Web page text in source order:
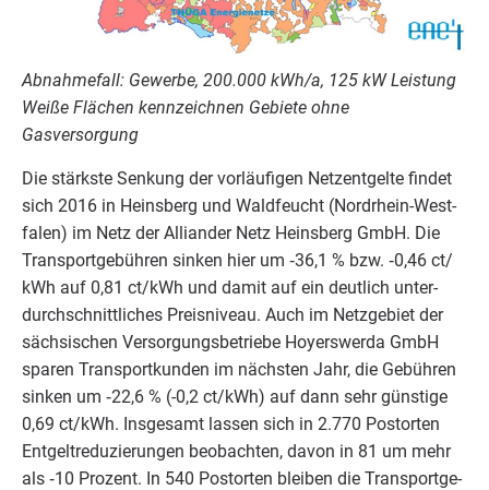
Abnah­me­fall: Gewer­be, 200.000 kWh/​a, 125 kW Leis­tung
Wei­ße Flä­chen kenn­zeich­nen Gebie­te ohne
Gasversorgung
Die stärks­te Sen­kung der vor­läu­fi­gen Netz­ent­gel­te fin­det
sich 2016 in Heins­berg und Wald­feucht (Nord­rhein-West­
fa­len) im Netz der Alli­an­der Netz Heins­berg GmbH. Die
Trans­port­ge­büh­ren sin­ken hier um ‑36,1 % bzw. ‑0,46 ct/​
kWh auf 0,81 ct/​kWh und damit auf ein deut­lich unter­
durch­schnitt­li­ches Preis­ni­veau. Auch im Netz­ge­biet der
säch­si­schen Ver­sor­gungs­be­trie­be Hoyers­wer­da GmbH
spa­ren Trans­port­kun­den im nächs­ten Jahr, die Gebüh­ren
sin­ken um ‑22,6 % (-0,2 ct/​kWh) auf dann sehr güns­ti­ge
0,69 ct/​kWh. Ins­ge­samt las­sen sich in 2.770 Postor­ten
Ent­gelt­re­du­zie­run­gen beob­ach­ten, davon in 81 um mehr
als ‑10 Pro­zent. In 540 Postor­ten blei­ben die Trans­port­ge­